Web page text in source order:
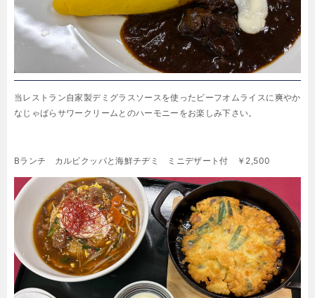
当レストラン自家製デミグラスソースを使ったビーフオムライスに爽やか
なじゃばらサワークリームとのハーモニーをお楽しみ下さい。
Bランチ カルビクッパと海鮮チヂミ ミニデザート付 ￥2,500